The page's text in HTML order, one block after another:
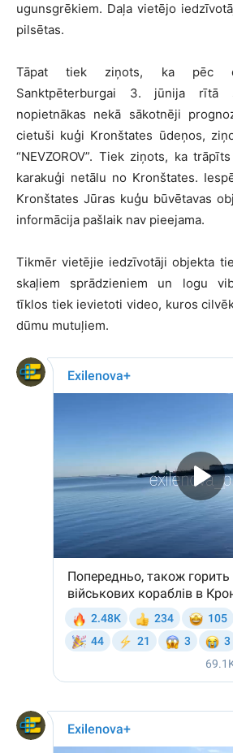
ugunsgrēkiem. Daļa vietējo
pilsētas.
Tāpat tiek ziņots, ka pēc
Sanktpēterburgai 3. jūnija rītā
nopietnākas nekā sākotnēji
cietuši kuģi Kronštates ūdeņos,
“NEVZOROV”. Tiek ziņots, ka
karakuģi netālu no Kronštates.
Kronštates Jūras kuģu būvētavas
informācija pašlaik nav pieejama.
Tikmēr vietējie iedzīvotāji objekta
skaļiem sprādzieniem un logu
tīklos tiek ievietoti video, kuros
dūmu mutuļiem.